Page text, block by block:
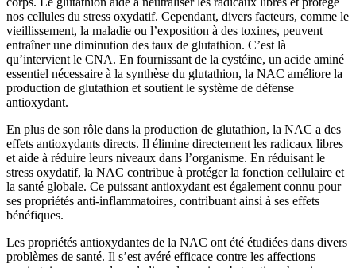
nos cellules du stress oxydatif. Cependant, divers facteurs, comme le
vieillissement, la maladie ou l’exposition à des toxines, peuvent
entraîner une diminution des taux de glutathion. C’est là
qu’intervient le CNA. En fournissant de la cystéine, un acide aminé
essentiel nécessaire à la synthèse du glutathion, la NAC améliore la
production de glutathion et soutient le système de défense
antioxydant.
En plus de son rôle dans la production de glutathion, la NAC a des
effets antioxydants directs. Il élimine directement les radicaux libres
et aide à réduire leurs niveaux dans l’organisme. En réduisant le
stress oxydatif, la NAC contribue à protéger la fonction cellulaire et
la santé globale. Ce puissant antioxydant est également connu pour
ses propriétés anti-inflammatoires, contribuant ainsi à ses effets
bénéfiques.
Les propriétés antioxydantes de la NAC ont été étudiées dans divers
problèmes de santé. Il s’est avéré efficace contre les affections